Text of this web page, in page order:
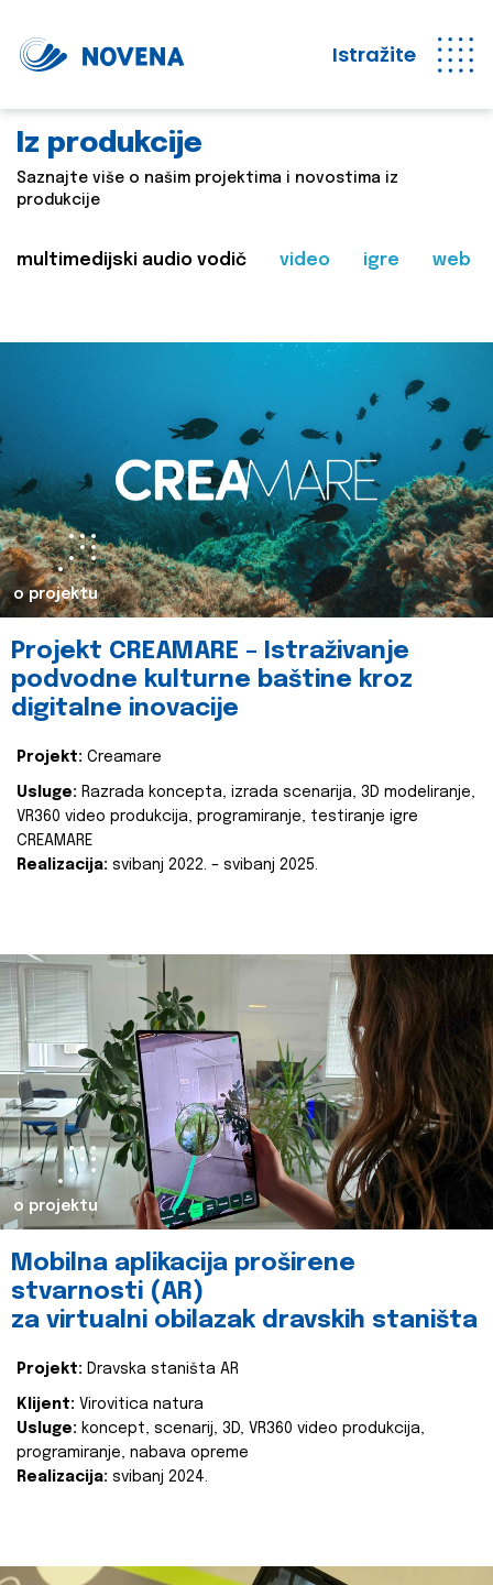
Istražite
Iz produkcije
Saznajte više o našim projektima i novostima iz
produkcije
multimedijski audio vodič video igre web
o projektu
Projekt CREAMARE – Istraživanje
podvodne kulturne baštine kroz
digitalne inovacije
Projekt: Creamare
Usluge: Razrada koncepta, izrada scenarija, 3D modeliranje,
VR360 video produkcija, programiranje, testiranje igre
CREAMARE
Realizacija: svibanj 2022. – svibanj 2025.
o projektu
Mobilna aplikacija proširene
stvarnosti (AR)
za virtualni obilazak dravskih staništa
Projekt: Dravska staništa AR
Klijent: Virovitica natura
Usluge: koncept, scenarij, 3D, VR360 video produkcija,
programiranje, nabava opreme
Realizacija: svibanj 2024.